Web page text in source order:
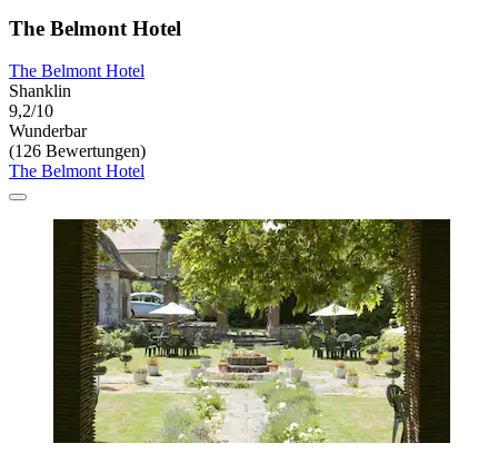
The Belmont Hotel
The Belmont Hotel
Shanklin
9,2/10
Wunderbar
(126 Bewertungen)
The Belmont Hotel